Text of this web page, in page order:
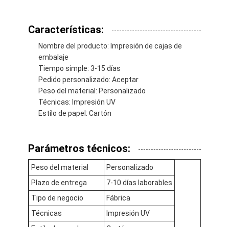
Inicio
Productos
Sobre nosotros
Características:
Nombre del producto: Impresión de cajas de
embalaje
Tiempo simple: 3-15 días
Pedido personalizado: Aceptar
Peso del material: Personalizado
Técnicas: Impresión UV
Estilo de papel: Cartón
Parámetros técnicos:
Peso del material
Personalizado
Plazo de entrega
7-10 días laborables
Tipo de negocio
Fábrica
Técnicas
Impresión UV